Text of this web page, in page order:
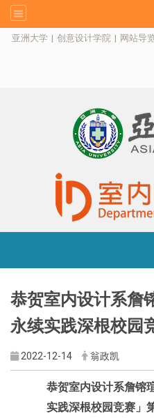
亚洲大学 | 创意设计学院 | 网站导
恭贺室内设计系詹
永续实践深根校园
2022-12-14 翁政凯
恭贺室内设计系詹镕
实践深根校园竞赛」